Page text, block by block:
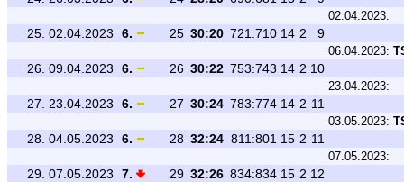
02.04.2023:
25. 02.04.2023 6. 25 30:20 721:710 14 2 9
06.04.2023:
26. 09.04.2023 6. 26 30:22 753:743 14 2 10
23.04.2023:
27. 23.04.2023 6. 27 30:24 783:774 14 2 11
03.05.2023:
28. 04.05.2023 6. 28 32:24 811:801 15 2 11
07.05.2023:
29. 07.05.2023 7. 29 32:26 834:834 15 2 12